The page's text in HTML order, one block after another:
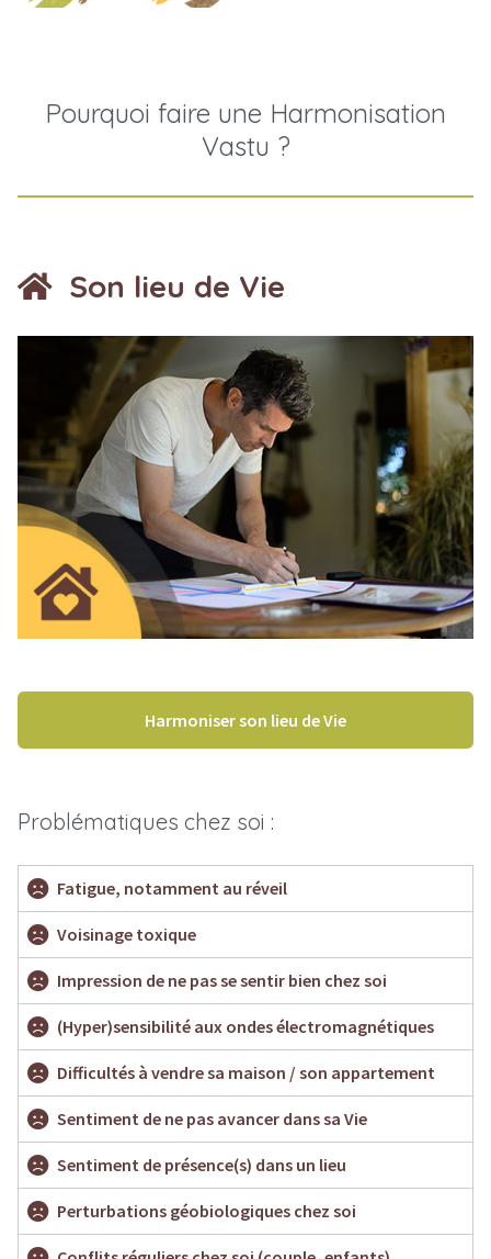
Pourquoi faire une Harmonisation
Vastu ?
Son lieu de Vie
Harmoniser son lieu de Vie
Problématiques chez soi :
Fatigue, notamment au réveil
Voisinage toxique
Impression de ne pas se sentir bien chez soi
(Hyper)sensibilité aux ondes électromagnétiques
Difficultés à vendre sa maison / son appartement
Sentiment de ne pas avancer dans sa Vie
Sentiment de présence(s) dans un lieu
Perturbations géobiologiques chez soi